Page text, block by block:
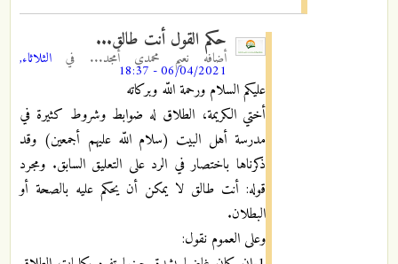
حكم القول أنت طالق...
أضافه نعيم محمدي أمجد... في الثلاثاء,
06/04/2021 - 18:37
عليكم السلام ورحمة اللّه وبركاته
أختي الكريمة، الطلاق له ضوابط وشروط كثيرة في
مدرسة أهل البيت (سلام اللّه عليهم أجمعين) وقد
ذكرناها باختصار في الرد على التعليق السابق. ومجرد
قوله: أنت طالق لا يمكن أن يحكم عليه بالصحة أو
البطلان.
وعلى العموم نقول: